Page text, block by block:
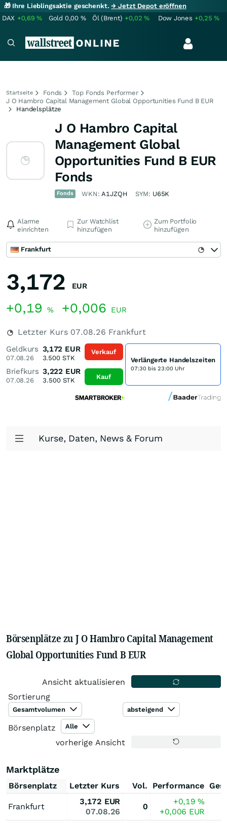
🎁 Ihre Lieblingsaktie geschenkt.→ Jetzt Depot eröffnen
DAX +0,69% Gold 0,00 % Öl (Brent) +0,02% Dow Jones +0,25%
Startseite Fonds
Top Fonds Performer
J O Hambro Capital Management Global Opportunities Fund B EUR
Handelsplätze
J O Hambro Capital
Management Global
Opportunities Fund B EUR
Fonds
Fonds WKN:A1JZQH SYM: U65K
Alarme
einrichten
Zur Watchlist
hinzufügen
Zum Portfolio
hinzufügen
Frankfurt
3,172 EUR
+0,19 % +0,006 EUR
Letzter Kurs 07.08.26 Frankfurt
Geldkurs
07.08.26
3,172 EUR
3.500STK
Briefkurs
07.08.26
3,222 EUR
3.500STK
Verkauf
Kauf
Verlängerte Handelszeiten
07:30 bis 23:00 Uhr
Kurse, Daten, News & Forum
Börsenplätze zu J O Hambro Capital Management
Global Opportunities Fund B EUR
Ansicht aktualisieren
Sortierung
Gesamtvolumen absteigend
Börsenplatz Alle
vorherige Ansicht
Marktplätze
Börsenplatz Letzter Kurs Vol. Performance
Frankfurt
3,172 EUR
07.08.26
0
+0,19%
+0,006 EUR